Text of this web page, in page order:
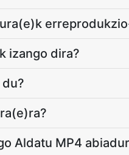
izango dira?
Aldatu MP4